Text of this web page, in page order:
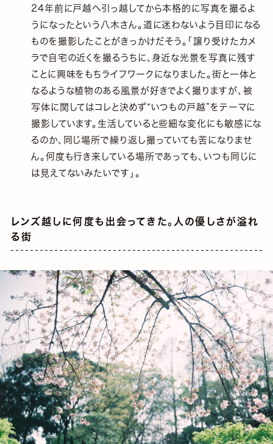
24年前に戸越へ引っ越してから本格的に写真を撮るよ
うになったという八木さん。道に迷わないよう目印になる
ものを撮影したことがきっかけだそう。「譲り受けたカメ
ラで自宅の近くを撮るうちに、身近な光景を写真に残す
ことに興味をもちライフワークになりました。街と一体と
なるような植物のある風景が好きでよく撮りますが、被
写体に関してはコレと決めず“いつもの戸越”をテーマに
撮影しています。生活していると些細な変化にも敏感にな
るのか、同じ場所で繰り返し撮っていても苦になりませ
ん。何度も行き来している場所であっても、いつも同じに
は見えてないみたいです」。
レンズ越しに何度も出会ってきた。人の優しさが溢れ
る街